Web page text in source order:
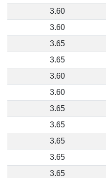
3.60
3.60
3.65
3.65
3.60
3.60
3.65
3.65
3.65
3.65
3.65